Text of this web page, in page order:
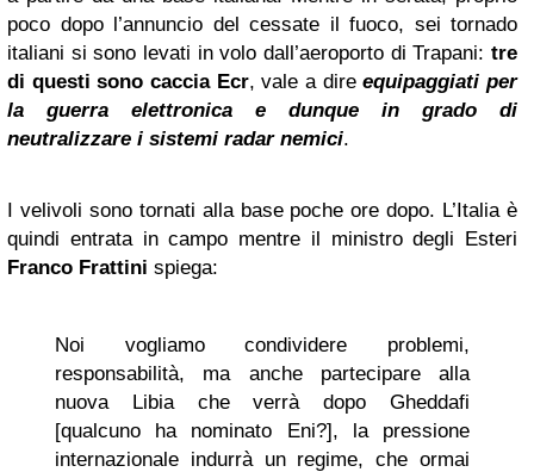
poco dopo l’annuncio del cessate il fuoco, sei tornado
italiani si sono levati in volo dall’aeroporto di Trapani: tre
di questi sono caccia Ecr, vale a direequipaggiati per
la guerra elettronica e dunque in grado di
neutralizzare i sistemi radar nemici.
I velivoli sono tornati alla base poche ore dopo. L’Italia è
quindi entrata in campo mentre il ministro degli Esteri
Franco Frattini spiega:
Noi vogliamo condividere problemi,
responsabilità, ma anche partecipare alla
nuova Libia che verrà dopo Gheddafi
[qualcuno ha nominato Eni?], la pressione
internazionale indurrà un regime, che ormai